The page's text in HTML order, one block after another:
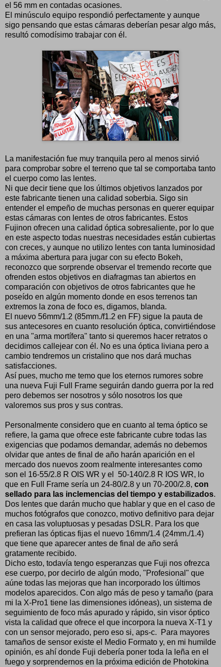
el 56 mm en contadas ocasiones.
El minúsculo equipo respondió perfectamente y aunque
sigo pensando que estas cámaras deberían pesar algo más,
resultó comodísimo trabajar con él.
La manifestación fue muy tranquila pero al menos sirvió
para comprobar sobre el terreno que tal se comportaba tanto
el cuerpo como las lentes.
Ni que decir tiene que los últimos objetivos lanzados por
este fabricante tienen una calidad soberbia. Sigo sin
entender el empeño de muchas personas en querer equipar
estas cámaras con lentes de otros fabricantes. Estos
Fujinon ofrecen una calidad óptica sobresaliente, por lo que
en este aspecto todas nuestras necesidades están cubiertas
con creces, y aunque no utilizo lentes con tanta luminosidad
a máxima abertura para jugar con su efecto Bokeh,
reconozco que sorprende observar el tremendo recorte que
ofrenden estos objetivos en diafragmas tan abiertos en
comparación con objetivos de otros fabricantes que he
poseído en algún momento donde en esos terrenos tan
extremos la zona de foco es, digamos, blanda.
El nuevo 56mm/1.2 (85mm./f1.2 en FF) sigue la pauta de
sus antecesores en cuanto resolución óptica, convirtiéndose
en una "arma mortífera" tanto si queremos hacer retratos o
decidimos callejear con él. No es una óptica liviana pero a
cambio tendremos un cristalino que nos dará muchas
satisfacciones.
Así pues, mucho me temo que los eternos rumores sobre
una nueva Fuji Full Frame seguirán dando guerra por la red
pero debemos ser nosotros y sólo nosotros los que
valoremos sus pros y sus contras.
Personalmente considero que en cuanto al tema óptico se
refiere, la gama que ofrece este fabricante cubre todas las
exigencias que podamos demandar, además no debemos
olvidar que antes de final de año harán aparición en el
mercado dos nuevos zoom realmente interesantes como
son el 16-55/2.8 R OIS WR y el 50-140/2.8 R IOS WR, lo
que en Full Frame sería un 24-80/2.8 y un 70-200/2.8, con
sellado para las inclemencias del tiempo y estabilizados.
Dos lentes que darán mucho que hablar y que en el caso de
muchos fotógrafos que conozco, motivo definitivo para dejar
en casa las voluptuosas y pesadas DSLR. Para los que
prefieran las ópticas fijas el nuevo 16mm/1.4 (24mm./1.4)
que tiene que aparecer antes de final de año será
gratamente recibido.
Dicho esto, todavía tengo esperanzas que Fuji nos ofrezca
ese cuerpo, por decirlo de algún modo, "Profesional" que
aúne todas las mejoras que han incorporado los últimos
modelos aparecidos. Con algo más de peso y tamaño (para
mi la X-Pro1 tiene las dimensiones idóneas), un sistema de
seguimiento de foco más apurado y rápido, sin visor óptico
vista la calidad que ofrece el que incorpora la nueva X-T1 y
con un sensor mejorado, pero eso si, aps-c. Para mayores
tamaños de sensor existe el Medio Formato y, en mi humilde
opinión, es ahí donde Fuji debería poner toda la leña en el
fuego y sorprendernos en la próxima edición de Photokina